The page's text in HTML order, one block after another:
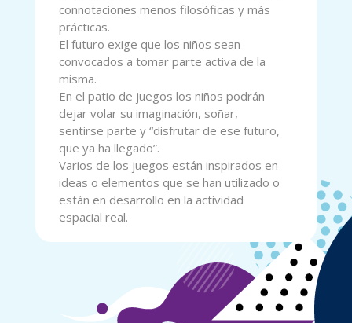
connotaciones menos filosóficas y más
prácticas.
El futuro exige que los niños sean
convocados a tomar parte activa de la
misma.
En el patio de juegos los niños podrán
dejar volar su imaginación, soñar,
sentirse parte y “disfrutar de ese futuro,
que ya ha llegado”.
Varios de los juegos están inspirados en
ideas o elementos que se han utilizado o
están en desarrollo en la actividad
espacial real.